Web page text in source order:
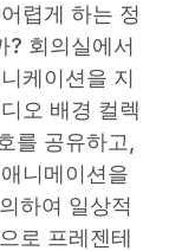
렵게 하는 정
? 회의실에서
케이션을 지
오 배경 컬렉
를 공유하고,
니메이션을
하여 일상적
로 프레젠테